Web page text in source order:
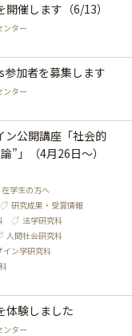
催します（6/13）
ンター
参加者を募集します
ンター
ン公開講座「社会的
”」（4月26日～）
在学生の方へ
研究成果・受賞情報
法学研究科
人間社会研究科
イン学研究科
体験しました
ンター